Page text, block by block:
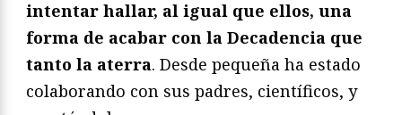
intentar hallar, al igual que ellos, una
forma de acabar con la Decadencia que
tanto la aterra. Desde pequeña ha estado
colaborando con sus padres, científicos, y